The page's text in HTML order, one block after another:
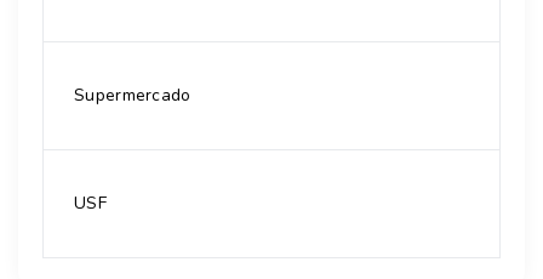
Supermercado
USF